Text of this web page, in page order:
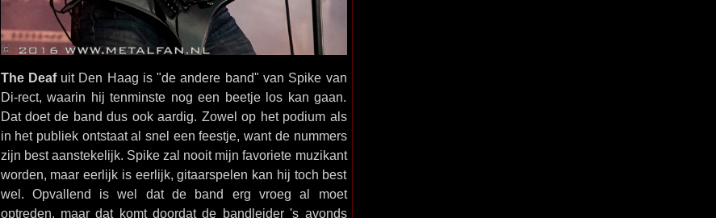
The Deafuit Den Haag is "de andere band" van Spike van
Di-rect, waarin hij tenminste nog een beetje los kan gaan.
Dat doet de band dus ook aardig. Zowel op het podium als
in het publiek ontstaat al snel een feestje, want de nummers
zijn best aanstekelijk. Spike zal nooit mijn favoriete muzikant
worden, maar eerlijk is eerlijk, gitaarspelen kan hij toch best
wel. Opvallend is wel dat de band erg vroeg al moet
optreden, maar dat komt doordat de bandleider 's avonds